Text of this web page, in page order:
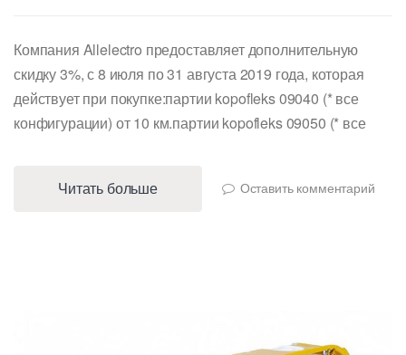
Компания Allelectro предоставляет дополнительную
скидку 3%, с 8 июля по 31 августа 2019 года, которая
действует при покупке:партии kopofleks 09040 (* все
конфигурации) от 10 км.партии kopofleks 09050 (* все
Читать больше Оставить комментарий